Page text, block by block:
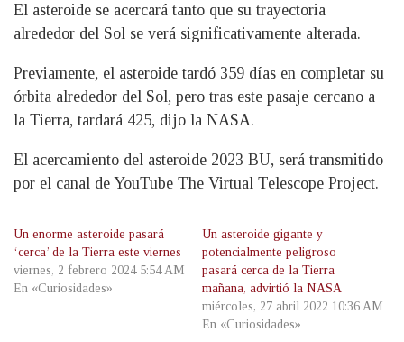
El asteroide se acercará tanto que su trayectoria
alrededor del Sol se verá significativamente alterada.
Previamente, el asteroide tardó 359 días en completar su
órbita alrededor del Sol, pero tras este pasaje cercano a
la Tierra, tardará 425, dijo la NASA.
El acercamiento del asteroide 2023 BU, será transmitido
por el canal de YouTube The Virtual Telescope Project.
Un enorme asteroide pasará
‘cerca’ de la Tierra este viernes
viernes, 2 febrero 2024 5:54 AM
En «Curiosidades»
Un asteroide gigante y
potencialmente peligroso
pasará cerca de la Tierra
mañana, advirtió la NASA
miércoles, 27 abril 2022 10:36 AM
En «Curiosidades»